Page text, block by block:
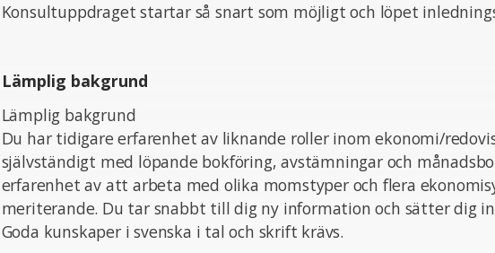
Konsultuppdraget startar så snart som möjligt och löpet
Lämplig bakgrund
Lämplig bakgrund
Du har tidigare erfarenhet av liknande roller inom ekonomi/
självständigt med löpande bokföring, avstämningar och
erfarenhet av att arbeta med olika momstyper och flera
meriterande. Du tar snabbt till dig ny information och sätter dig
Goda kunskaper i svenska i tal och skrift krävs.